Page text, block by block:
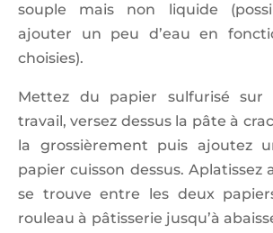
souple mais non liquide
ajouter un peu d’eau en
choisies).
Mettez du papier sulfurisé
travail, versez dessus la pâte à
la grossièrement puis ajoutez
papier cuisson dessus. Aplatissez
se trouve entre les deux
rouleau à pâtisserie jusqu’à